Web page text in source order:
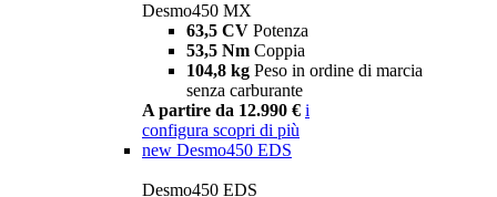
Desmo450 MX
63,5 CV Potenza
53,5 Nm Coppia
104,8 kg Peso in ordine di marcia
senza carburante
A partire da 12.990 € i
configura scopri di più
new Desmo450 EDS
Desmo450 EDS